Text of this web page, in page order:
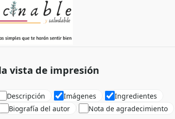
vista de impresión
Descripción Imágenes
Ingredientes
Biografía del autor
Nota de agradecimiento